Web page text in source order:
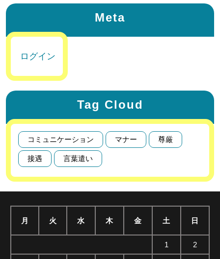
Meta
ログイン
Tag Cloud
コミュニケーション マナー 尊厳
接遇 言葉遣い
月 火 水 木 金 土 日
1 2